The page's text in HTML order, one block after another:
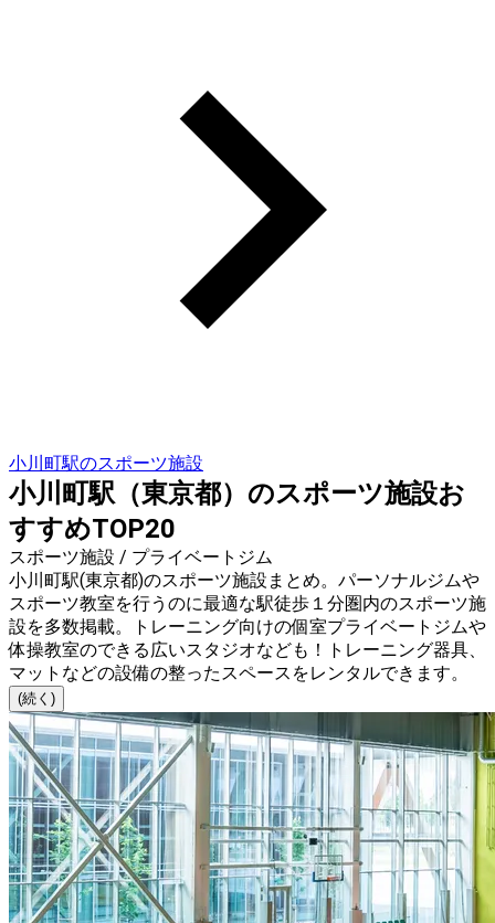
小川町駅のスポーツ施設
小川町駅（東京都）のスポーツ施設お
すすめTOP20
スポーツ施設 / プライベートジム
小川町駅(東京都)のスポーツ施設まとめ。パーソナルジムや
スポーツ教室を行うのに最適な駅徒歩１分圏内のスポーツ施
設を多数掲載。トレーニング向けの個室プライベートジムや
体操教室のできる広いスタジオなども！トレーニング器具、
マットなどの設備の整ったスペースをレンタルできます。
(続く)